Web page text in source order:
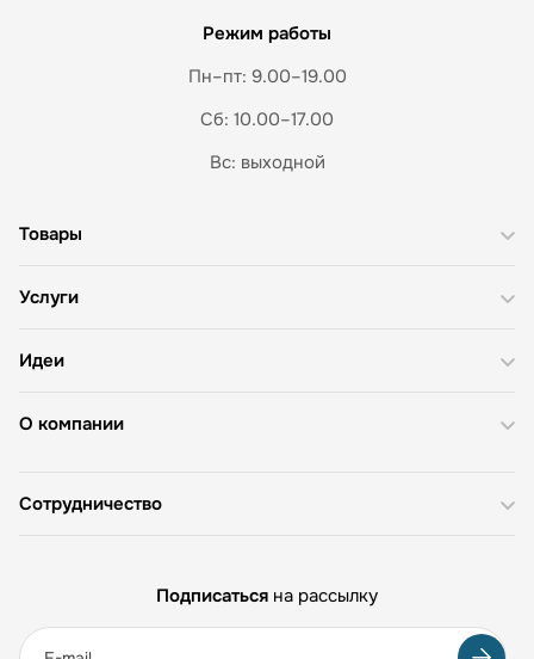
Режим работы
Пн–пт: 9.00–19.00
Сб: 10.00–17.00
Вс: выходной
О компании
Товары
Услуги
Идеи
Сотрудничество
Подписаться на рассылку